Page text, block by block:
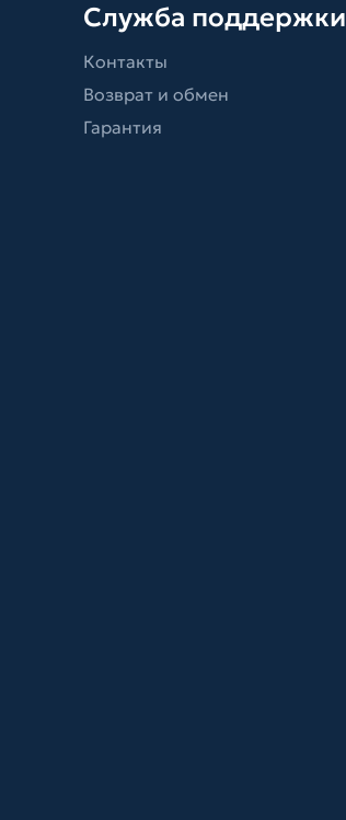
Служба поддержки
Контакты
Возврат и обмен
Гарантия